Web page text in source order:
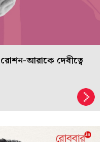
রোশন-আরাকে দেবীত্বে